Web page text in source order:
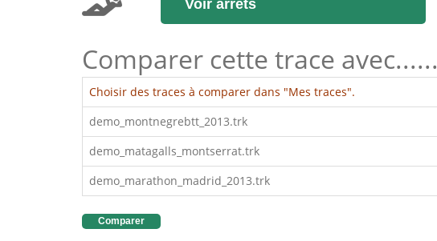
Voir arrêts
Comparer cette trace avec......
Choisir des traces à comparer dans "Mes traces".
demo_montnegrebtt_2013.trk
demo_matagalls_montserrat.trk
demo_marathon_madrid_2013.trk
Comparer